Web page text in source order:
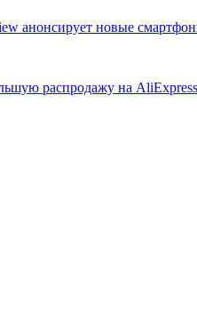
анонсирует новые
распродажу на AliExpress